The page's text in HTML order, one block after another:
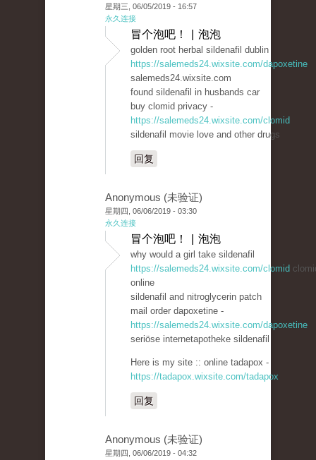
星期三, 06/05/2019 - 16:57
永久连接
冒个泡吧！ | 泡泡
golden root herbal sildenafil dublin
https://salemeds24.wixsite.com/dapoxetine
salemeds24.wixsite.com
found sildenafil in husbands car
buy clomid privacy -
https://salemeds24.wixsite.com/clomid
sildenafil movie love and other drugs
回复
Anonymous (未验证)
星期四, 06/06/2019 - 03:30
永久连接
冒个泡吧！ | 泡泡
why would a girl take sildenafil
https://salemeds24.wixsite.com/clomid
online
sildenafil and nitroglycerin patch
mail order dapoxetine -
https://salemeds24.wixsite.com/dapoxetine
seriöse internetapotheke sildenafil
Here is my site :: online tadapox -
https://tadapox.wixsite.com/tadapox
回复
Anonymous (未验证)
星期四, 06/06/2019 - 04:32